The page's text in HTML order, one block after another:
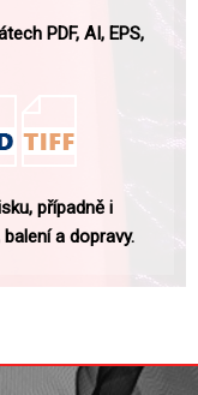
PDF, AI, EPS,
případně i
a dopravy.